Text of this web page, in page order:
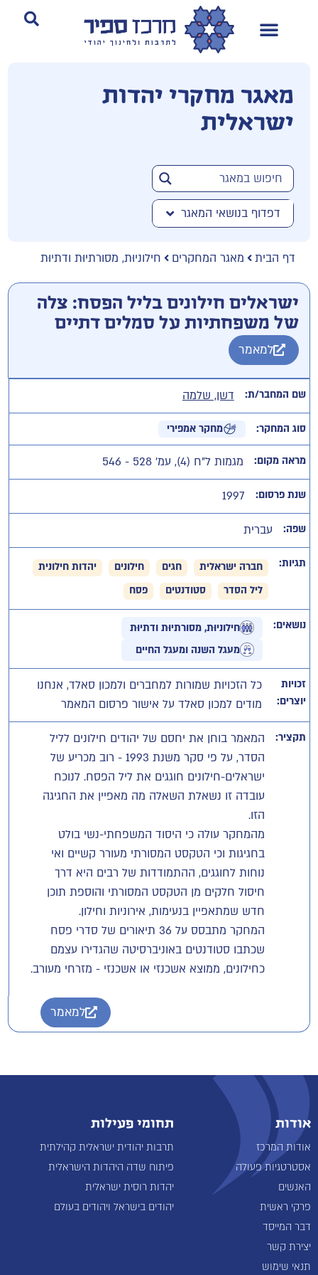
מאגר מחקרי יהדות
ישראלית
דפדוף בנושאי המאגר
דף הבית מאגר המחקרים חילוניוּת, מסורתיוּת ודתיוּת
ישראלים חילונים בליל הפסח: צלה
של משפחתיות על סמלים דתיים
למאמר
שם המחבר/ת: דשן, שלמה
סוג המחקר: מחקר אמפירי
מראה מקום: מגמות ל"ח (4), עמ' 528 - 546
שנת פרסום: 1997
שפה: עברית
תגיות: חברה ישראלית חגים חילונים
יהדות חילונית
ליל הסדר
סטודנטים פסח
נושאים:
חילוניוּת, מסורתיוּת ודתיוּת
מעגל השנה ומעגל החיים
זכויות
יוצרים:
כל הזכויות שמורות למחברים ולמכון סאלד, אנחנו
מודים למכון סאלד על אישור פרסום המאמר
תקציר:
המאמר בוחן את יחסם של יהודים חילונים לליל
הסדר, על פי סקר משנת 1993 - רוב מכריע של
ישראלים-חילונים חוגגים את ליל הפסח. לנוכח
עובדה זו נשאלת השאלה מה מאפיין את החגיגה
מהמחקר עולה כי היסוד המשפחתי-נשי בולט
בחגיגות וכי הטקסט המסורתי מעורר קשיים ואי
נוחות לחוגגים, ההתמודדות של רבים היא דרך
חיסול חלקים מן הטקסט המסורתי והוספת תוכן
המחקר מתבסס על 36 תיאורים של סדרי פסח
שכתבו סטודנטים באוניברסיטה שהגדירו עצמם
כחילונים, ממוצא אשכנזי או אשכנזי - מזרחי מעורב.
למאמר
אודות
אודות המרכז
אסטרטגיות פעולה
האנשים
פרקי ראשית
דבר המייסד
יצירת קשר
תנאי שימוש
תחומי פעילות
תרבות יהודית ישראלית קהילתית
פיתוח שדה היהדות הישראלית
יהדות רוסית ישראלית
יהודים בישראל ויהודים בעולם